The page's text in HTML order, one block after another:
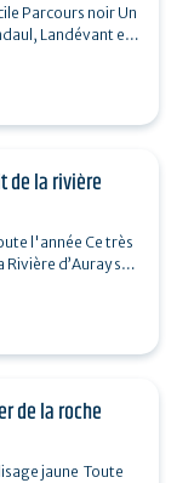
Parcours noir Un
Landévant et
et forêt.…
de la rivière
Ce très
d’Auray sur
de la roche
jaune Toute